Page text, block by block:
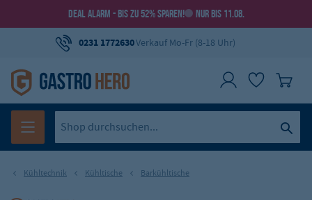
DEAL ALARM - BIS ZU 52% SPAREN! NUR BIS 11.08.
0231 1772630Verkauf Mo-Fr (8-18 Uhr)
Kühltechnik Kühltische Barkühltische